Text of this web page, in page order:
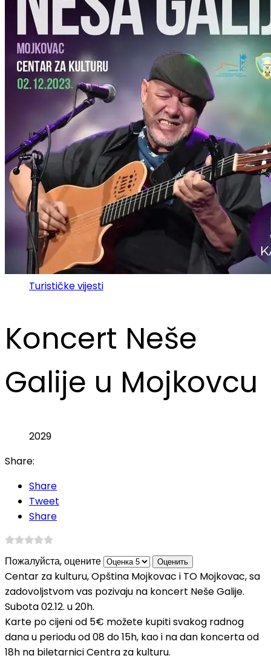
Turističke vijesti
Koncert Neše
Galije u Mojkovcu
2029
Share:
Share
Tweet
Share
Пожалуйста, оцените
Centar za kulturu, Opština Mojkovac i TO Mojkovac, sa
zadovoljstvom vas pozivaju na koncert Neše Galije.
Subota 02.12. u 20h.
Karte po cijeni od 5€ možete kupiti svakog radnog
dana u periodu od 08 do 15h, kao i na dan koncerta od
18h na biletarnici Centra za kulturu.